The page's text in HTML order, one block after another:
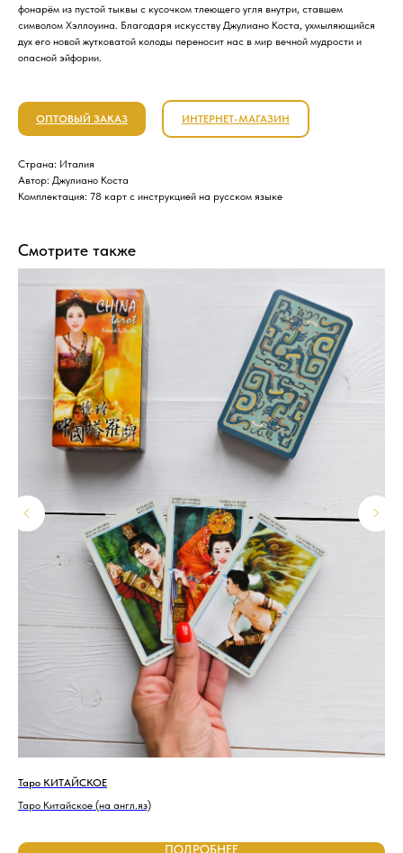
фонарём из пустой тыквы с кусочком тлеющего угля внутри, ставшем
символом Хэллоуина. Благодаря искусству Джулиано Коста, ухмыляющийся
дух его новой жутковатой колоды переносит нас в мир вечной мудрости и
опасной эйфории.
ОПТОВЫЙ ЗАКАЗ ИНТЕРНЕТ-МАГАЗИН
Страна: Италия
Автор: Джулиано Коста
Комплектация: 78 карт с инструкцией на русском языке
Смотрите также
Таро КИТАЙСКОЕ
Таро Китайское (на англ.яз)
ПОДРОБНЕЕ